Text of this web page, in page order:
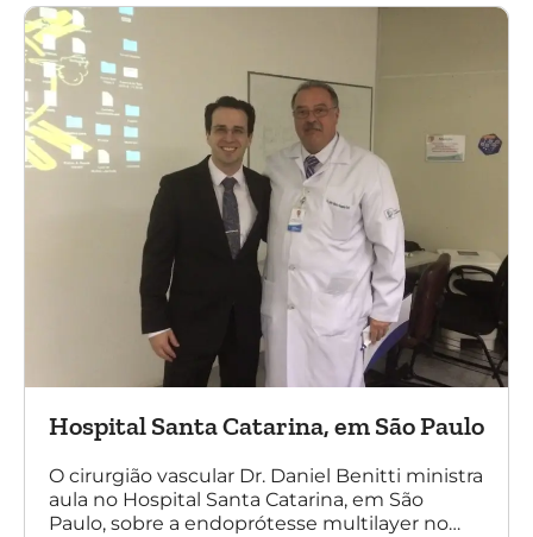
Hospital Santa Catarina, em São Paulo
O cirurgião vascular Dr. Daniel Benitti ministra
aula no Hospital Santa Catarina, em São
Paulo, sobre a endoprótesse multilayer no